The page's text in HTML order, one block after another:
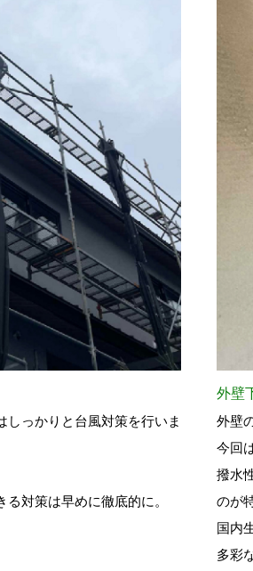
っかりと台風対策を行いま
対策は早めに徹底的に。
外壁
外壁
今回
撥水
のが
国内
多彩